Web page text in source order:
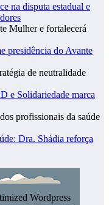
na disputa estadual e
presidência do Avante
e Solidariedade marca
Dra. Shádia reforça
Wordpress